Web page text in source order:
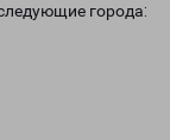
города: